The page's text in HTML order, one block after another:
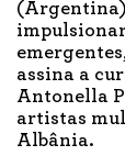
(Argentina)
assina a
Antonella
artistas
Albânia.